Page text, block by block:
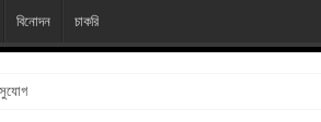
বিনোদন চাকরি
সুযোগ